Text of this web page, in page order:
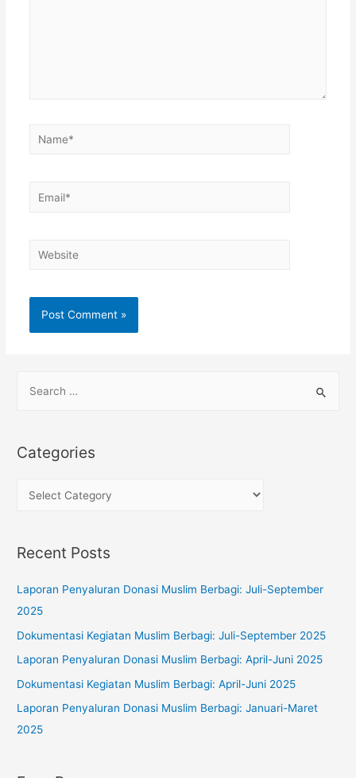
r
r
Categories
e
o
r
i
e
s
Recent Posts
Laporan Penyaluran Donasi Muslim Berbagi: Juli-September
2025
Dokumentasi Kegiatan Muslim Berbagi: Juli-September 2025
Laporan Penyaluran Donasi Muslim Berbagi: April-Juni 2025
Dokumentasi Kegiatan Muslim Berbagi: April-Juni 2025
Laporan Penyaluran Donasi Muslim Berbagi: Januari-Maret
2025